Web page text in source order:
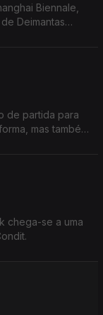
Biennale,
Deimantas
de partida para
mas também
chega-se a uma